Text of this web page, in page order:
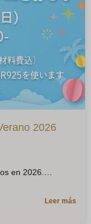
2026
en 2026.
Leer más